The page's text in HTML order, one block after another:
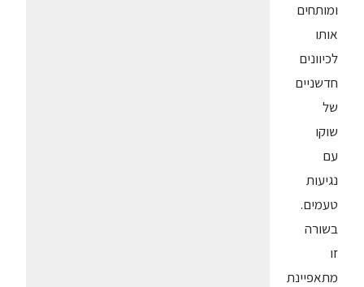
ומותחים
אותו
לכיוונים
חדשניים
של
שוקו
עם
נגיעות
טעמים.
בשורה
זו
מתאפיינת